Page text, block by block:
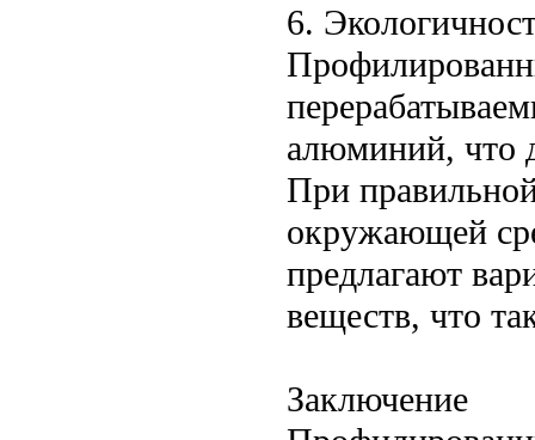
6.
алюминий, что
При
окружающей
предлагают
веществ, что
Заключение